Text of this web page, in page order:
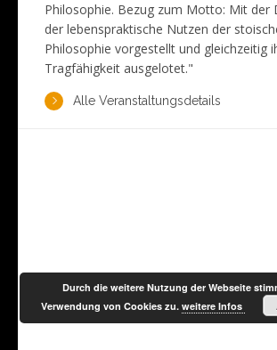
Philosophie. Bezug zum Motto: Mit der
der lebenspraktische Nutzen der
Philosophie vorgestellt und gleichzeitig
Tragfähigkeit ausgelotet."
Alle Veranstaltungsdetails
Durch die weitere Nutzung der Webseite
Verwendung von Cookies zu. weitere Infos